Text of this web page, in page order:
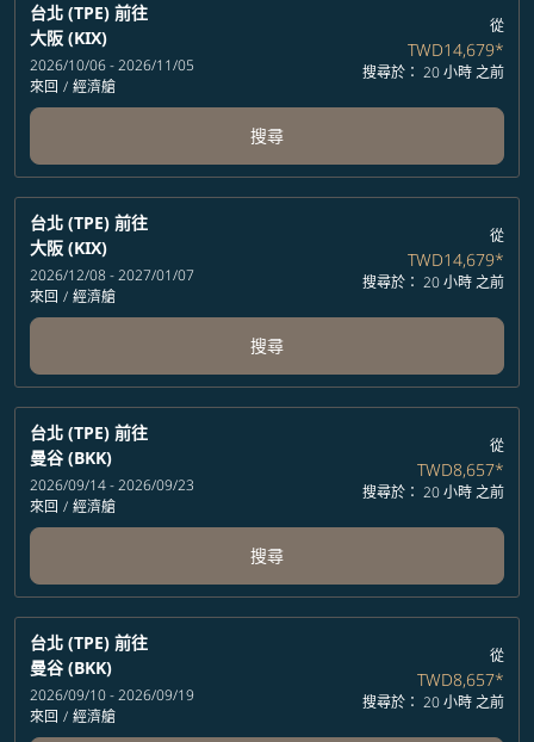
台北 (TPE) 前往
大阪 (KIX)
2026/10/06 - 2026/11/05
來回 / 經濟艙
從
TWD14,679*
搜尋於： 20 小時 之前
搜尋
台北 (TPE) 前往
大阪 (KIX)
2026/12/08 - 2027/01/07
來回 / 經濟艙
從
TWD14,679*
搜尋於： 20 小時 之前
搜尋
台北 (TPE) 前往
曼谷 (BKK)
2026/09/14 - 2026/09/23
來回 / 經濟艙
從
TWD8,657*
搜尋於： 20 小時 之前
搜尋
台北 (TPE) 前往
曼谷 (BKK)
2026/09/10 - 2026/09/19
來回 / 經濟艙
從
TWD8,657*
搜尋於： 20 小時 之前